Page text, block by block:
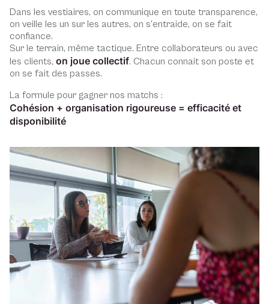
Dans les vestiaires, on communique en toute transparence,
on veille les un sur les autres, on s’entraide, on se fait
confiance.
Sur le terrain, même tactique. Entre collaborateurs ou avec
les clients, on joue collectif. Chacun connait son poste et
on se fait des passes.
La formule pour gagner nos matchs :
Cohésion + organisation rigoureuse = efficacité et
disponibilité